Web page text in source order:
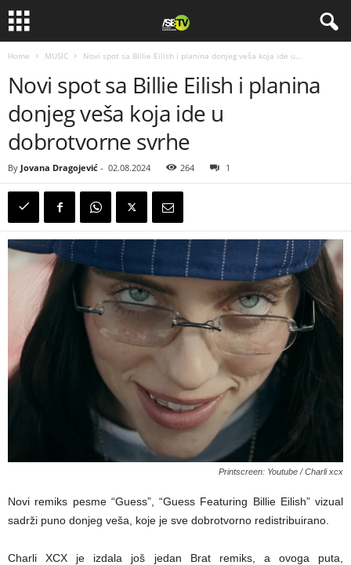
Home MUSIC Novi spot sa Billie Eilish i planina donjeg veša koja ide u...
Novi spot sa Billie Eilish i planina
donjeg veša koja ide u
dobrotvorne svrhe
By Jovana Dragojević - 02.08.2024 264 1
Printscreen: Youtube / Charli xcx
Novi remiks pesme “Guess”, “Guess Featuring Billie Eilish” vizual
sadrži puno donjeg veša, koje je sve dobrotvorno redistribuirano.
Charli XCX je izdala još jedan Brat remiks, a ovoga puta,